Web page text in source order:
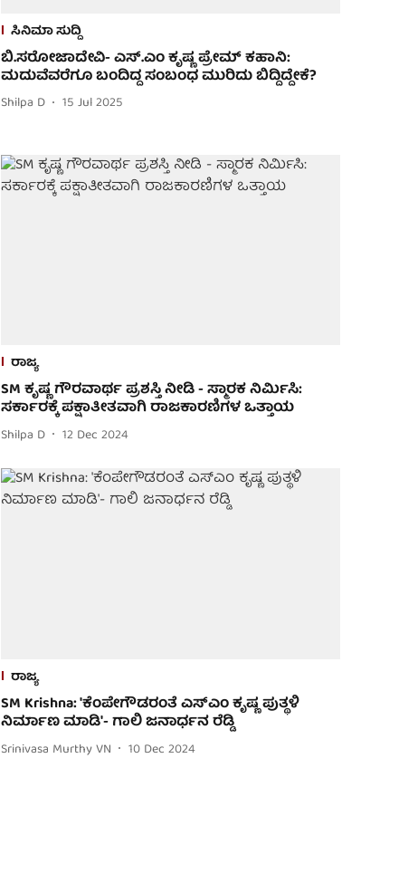
ಸಿನಿಮಾ ಸುದ್ದಿ
ಬಿ.ಸರೋಜಾದೇವಿ- ಎಸ್.ಎಂ ಕೃಷ್ಣ ಪ್ರೇಮ್ ಕಹಾನಿ:
ಮದುವೆವರೆಗೂ ಬಂದಿದ್ದ ಸಂಬಂಧ ಮುರಿದು ಬಿದ್ದಿದ್ದೇಕೆ?
Shilpa D 15 Jul 2025
ರಾಜ್ಯ
SM ಕೃಷ್ಣ ಗೌರವಾರ್ಥ ಪ್ರಶಸ್ತಿ ನೀಡಿ - ಸ್ಮಾರಕ ನಿರ್ಮಿಸಿ:
ಸರ್ಕಾರಕ್ಕೆ ಪಕ್ಷಾತೀತವಾಗಿ ರಾಜಕಾರಣಿಗಳ ಒತ್ತಾಯ
Shilpa D 12 Dec 2024
ರಾಜ್ಯ
SM Krishna: 'ಕೆಂಪೇಗೌಡರಂತೆ ಎಸ್‌ಎಂ ಕೃಷ್ಣ ಪುತ್ಥಳಿ
ನಿರ್ಮಾಣ ಮಾಡಿ'- ಗಾಲಿ ಜನಾರ್ಧನ ರೆಡ್ಡಿ
Srinivasa Murthy VN 10 Dec 2024